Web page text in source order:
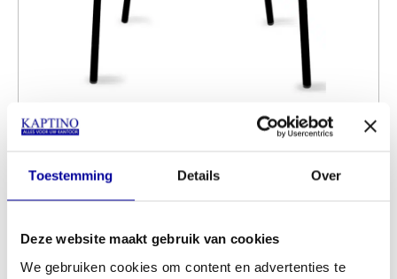
Toestemming Details Over
Deze website maakt gebruik van cookies
We gebruiken cookies om content en advertenties te
Stoel Jim Coral
INCL BTW: